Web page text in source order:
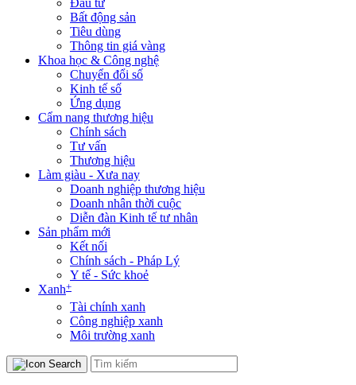
Đầu tư
Bất động sản
Tiêu dùng
Thông tin giá vàng
Khoa học & Công nghệ
Chuyển đổi số
Kinh tế số
Ứng dụng
Cẩm nang thương hiệu
Chính sách
Tư vấn
Thương hiệu
Làm giàu - Xưa nay
Doanh nghiệp thương hiệu
Doanh nhân thời cuộc
Diễn đàn Kinh tế tư nhân
Sản phẩm mới
Kết nối
Chính sách - Pháp Lý
Y tế - Sức khoẻ
Xanh+
Tài chính xanh
Công nghiệp xanh
Môi trường xanh